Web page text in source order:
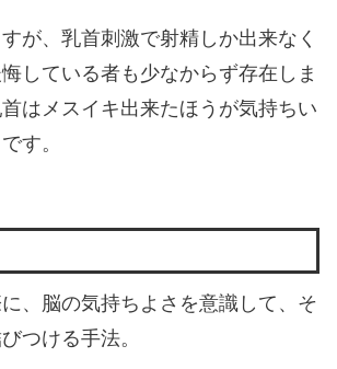
が、乳首刺激で射精しか出来なく
している者も少なからず存在しま
はメスイキ出来たほうが気持ちい
す。
、脳の気持ちよさを意識して、そ
つける手法。